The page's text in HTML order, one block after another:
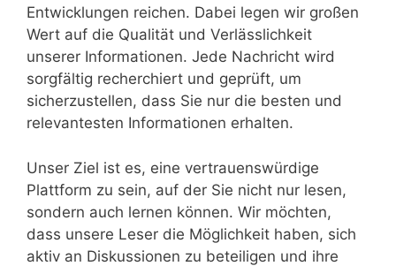
Entwicklungen reichen. Dabei legen wir großen
Wert auf die Qualität und Verlässlichkeit
unserer Informationen. Jede Nachricht wird
sorgfältig recherchiert und geprüft, um
sicherzustellen, dass Sie nur die besten und
relevantesten Informationen erhalten.
Unser Ziel ist es, eine vertrauenswürdige
Plattform zu sein, auf der Sie nicht nur lesen,
sondern auch lernen können. Wir möchten,
dass unsere Leser die Möglichkeit haben, sich
aktiv an Diskussionen zu beteiligen und ihre